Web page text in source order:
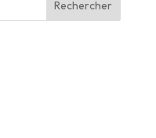
Rechercher